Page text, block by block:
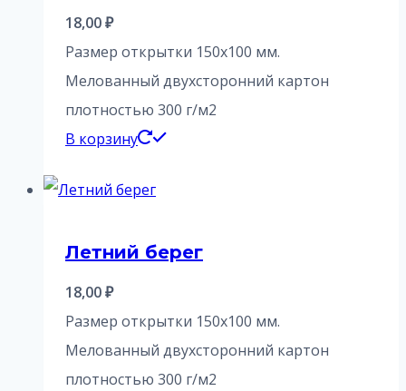
18,00₽
Размер открытки 150х100 мм.
Мелованный двухсторонний картон
плотностью 300 г/м2
В корзину
Летний берег
18,00₽
Размер открытки 150х100 мм.
Мелованный двухсторонний картон
плотностью 300 г/м2